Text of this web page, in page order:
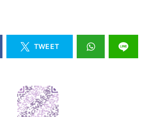
TWEET